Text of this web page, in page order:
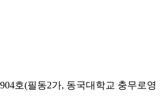
호(필동2가, 동국대학교 충무로영